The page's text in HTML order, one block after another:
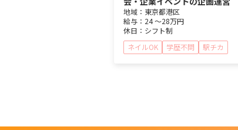
地域： 東京都港区
給与： 24 ～28万円
休日： シフト制
ネイルOK
学歴不問 駅チカ